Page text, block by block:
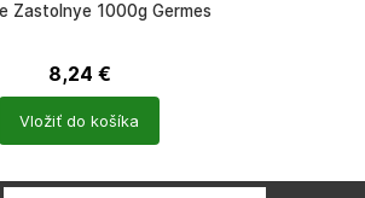
Zastolnye 1000g Germes
8,24 €
Vložiť do košíka